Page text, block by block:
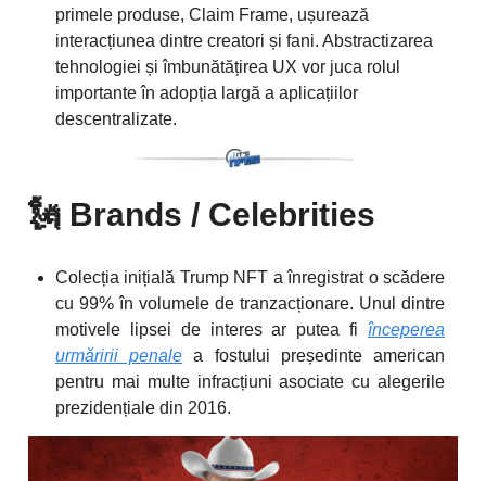
primele produse, Claim Frame, ușurează
interacțiunea dintre creatori și fani. Abstractizarea
tehnologiei și îmbunătățirea UX vor juca rolul
importante în adopția largă a aplicațiilor
descentralizate.
🗽 Brands / Celebrities
Colecția inițială Trump NFT a înregistrat o scădere
cu 99% în volumele de tranzacționare. Unul dintre
motivele lipsei de interes ar putea fi începerea
urmăririi penale a fostului președinte american
pentru mai multe infracțiuni asociate cu alegerile
prezidențiale din 2016.